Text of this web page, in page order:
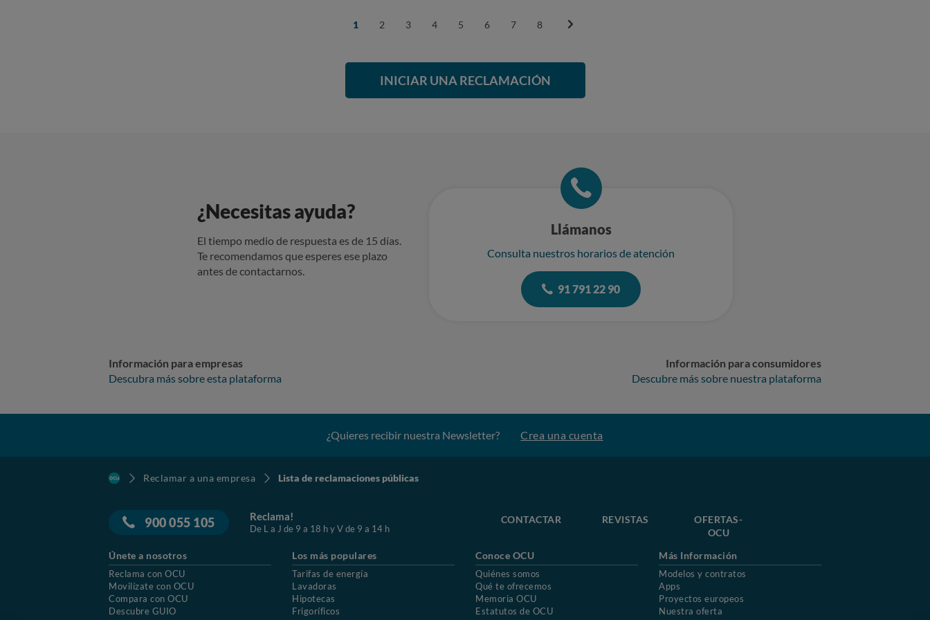
La empresa afirma la existencia de un contrato activo a mi nombre, facilitando incluso un número de contrato, sin
acreditar su origen ni haber sido suscrito por mí de forma consciente o informada. 3. Existe una clara falta de
la verdadera naturaleza de la relación comercial. 4. Se intenta concertar una visita domiciliaria para un servicio no
solicitado, lo cual puede constituir una práctica comercial agresiva o desleal. 5. Todo ello apunta a una posible
cesión ilícita de datos personales por parte de terceros, lo cual está expresamente prohibido y sancionado por la
la Agencia Española de Protección de Datos (AEPD) por estos mismos hechos. Adjunto copia literal de las
1 2 3 4 5 6 7 8
INICIAR UNA RECLAMACIÓN
¿Necesitas ayuda?
El tiempo medio de respuesta es de 15 días.
Te recomendamos que esperes ese plazo
antes de contactarnos.
Llámanos
Consulta nuestros horarios de atención
91 791 22 90
Información para empresas
Descubra más sobre esta plataforma
Información para consumidores
Descubre más sobre nuestra plataforma
¿Quieres recibir nuestra Newsletter? Crea una cuenta
Reclamar a una empresa Lista de reclamaciones públicas
900 055 105 Reclama!
De L a J de 9 a 18 h y V de 9 a 14 h
CONTACTAR REVISTAS
OFERTAS-
OCU
Únete a nosotros
Reclama con OCU
Movilízate con OCU
Compara con OCU
Descubre GUIO
Los más populares
Tarifas de energía
Lavadoras
Hipotecas
Frigoríficos
Conoce OCU
Quiénes somos
Qué te ofrecemos
Memoria OCU
Estatutos de OCU
Más Información
Modelos y contratos
Apps
Proyectos europeos
Nuestra oferta